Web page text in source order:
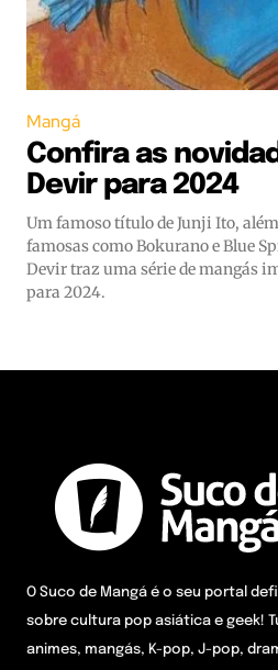
Mangá
Confira as
Devir para 2024
Um famoso título de Junji Ito,
famosas como Bokurano e Blue
Devir traz uma série de mangás
para 2024.
O Suco de Mangá é o seu portal
sobre cultura pop asiática e geek!
animes, mangás, K-pop, J-pop,